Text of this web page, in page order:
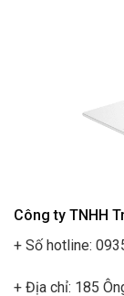
Công ty TNHH
+ Số hotline:
+ Địa chỉ: 185